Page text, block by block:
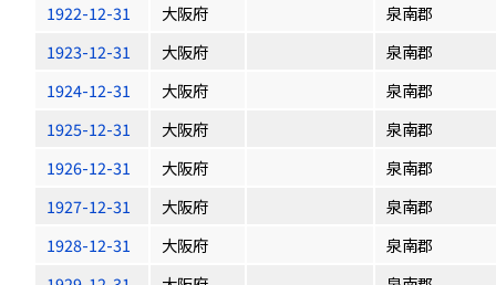
1922-12-31
大阪府
泉南郡
1923-12-31
大阪府
泉南郡
1924-12-31
大阪府
泉南郡
1925-12-31
大阪府
泉南郡
1926-12-31
大阪府
泉南郡
1927-12-31
大阪府
泉南郡
1928-12-31
大阪府
泉南郡